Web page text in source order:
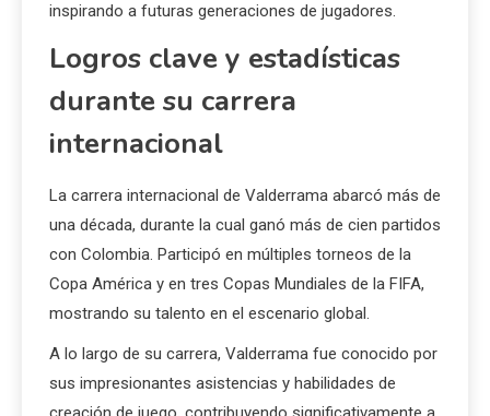
inspirando a futuras generaciones de jugadores.
Logros clave y estadísticas
durante su carrera
internacional
La carrera internacional de Valderrama abarcó más de
una década, durante la cual ganó más de cien partidos
con Colombia. Participó en múltiples torneos de la
Copa América y en tres Copas Mundiales de la FIFA,
mostrando su talento en el escenario global.
A lo largo de su carrera, Valderrama fue conocido por
sus impresionantes asistencias y habilidades de